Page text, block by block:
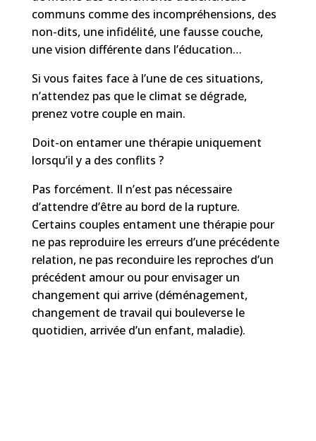
communs comme des incompréhensions, des
non-dits, une infidélité, une fausse couche,
une vision différente dans l’éducation…
Si vous faites face à l’une de ces situations,
n’attendez pas que le climat se dégrade,
prenez votre couple en main.
Doit-on entamer une thérapie uniquement
lorsqu’il y a des conflits ?
Pas forcément. Il n’est pas nécessaire
d’attendre d’être au bord de la rupture.
Certains couples entament une thérapie pour
ne pas reproduire les erreurs d’une précédente
relation, ne pas reconduire les reproches d’un
précédent amour ou pour envisager un
changement qui arrive (déménagement,
changement de travail qui bouleverse le
quotidien, arrivée d’un enfant, maladie).